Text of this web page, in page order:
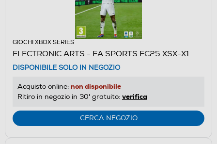
GIOCHI XBOX SERIES
ELECTRONIC ARTS - EA SPORTS FC25 XSX-X1
DISPONIBILE SOLO IN NEGOZIO
Acquisto online: non disponibile
Ritiro in negozio in 30' gratuito: verifica
CERCA NEGOZIO